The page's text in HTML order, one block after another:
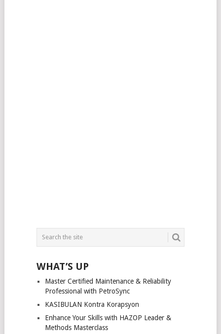
WHAT’S UP
Master Certified Maintenance & Reliability
Professional with PetroSync
KASIBULAN Kontra Korapsyon
Enhance Your Skills with HAZOP Leader &
Methods Masterclass